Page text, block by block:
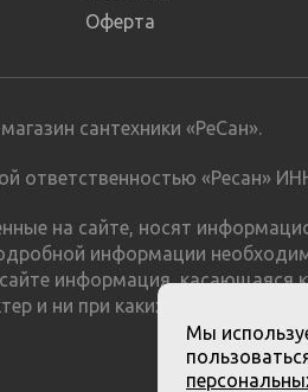
Оферта
сантехники «РеСан».
ответственностью «Ресан»
на сайте, носят
информации
информация, касающаяся
и ни при каких условиях не
Мы